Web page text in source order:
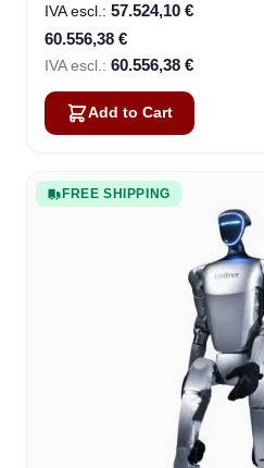
57.524,10 €
60.556,38 €
60.556,38 €
Add to Cart
FREE SHIPPING